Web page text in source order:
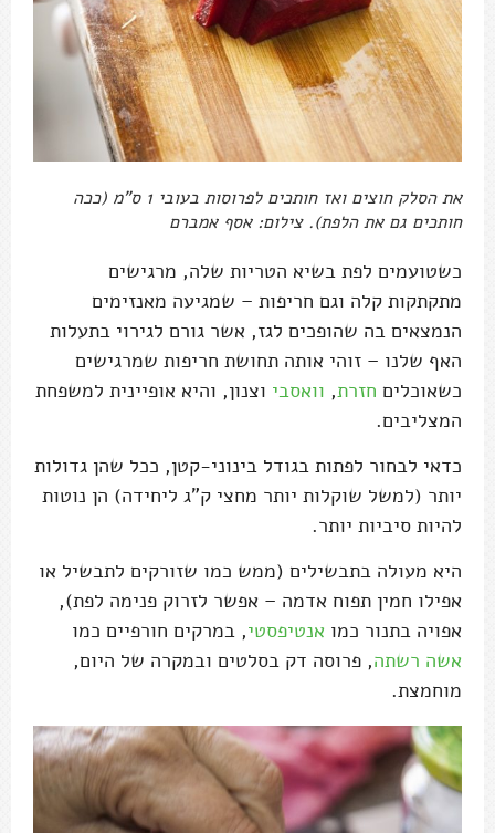
את הסלק חוצים ואז חותכים לפרוסות בעובי 1 ס"מ (ככה
חותכים גם את הלפת). צילום: אסף אמברם
כשטועמים לפת בשיא הטריות שלה, מרגישים
מתקתקות קלה וגם חריפות – שמגיעה מאנזימים
הנמצאים בה שהופכים לגז, אשר גורם לגירוי בתעלות
האף שלנו – זוהי אותה תחושת חריפות שמרגישים
כשאוכלים חזרת, וואסבי וצנון, והיא אופיינית למשפחת
המצליבים.
כדאי לבחור לפתות בגודל בינוני-קטן, ככל שהן גדולות
יותר (למשל שוקלות יותר מחצי ק"ג ליחידה) הן נוטות
להיות סיביות יותר.
היא מעולה בתבשילים (ממש כמו שזורקים לתבשיל או
אפילו חמין תפוח אדמה – אפשר לזרוק פנימה לפת),
אפויה בתנור כמו אנטיפסטי, במרקים חורפיים כמו
אשה רשתה, פרוסה דק בסלטים ובמקרה של היום,
מוחמצת.